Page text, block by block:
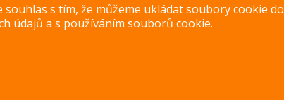
s tím, že můžeme ukládat soubory cookie do
údajů a s používáním souborů cookie.